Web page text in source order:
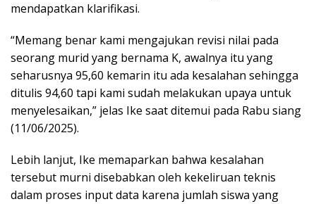
mendapatkan klarifikasi.
“Memang benar kami mengajukan revisi nilai pada
seorang murid yang bernama K, awalnya itu yang
seharusnya 95,60 kemarin itu ada kesalahan sehingga
ditulis 94,60 tapi kami sudah melakukan upaya untuk
menyelesaikan,” jelas Ike saat ditemui pada Rabu siang
(11/06/2025).
Lebih lanjut, Ike memaparkan bahwa kesalahan
tersebut murni disebabkan oleh kekeliruan teknis
dalam proses input data karena jumlah siswa yang